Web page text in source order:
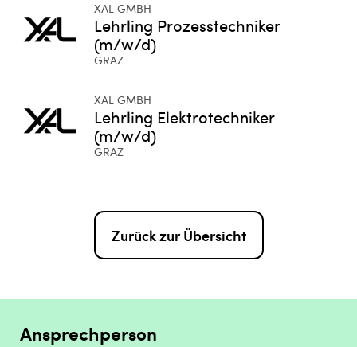
XAL GMBH
Lehrling Prozesstechniker
(m/w/d)
GRAZ
XAL GMBH
Lehrling Elektrotechniker
(m/w/d)
GRAZ
Zurück zur Übersicht
Ansprechperson